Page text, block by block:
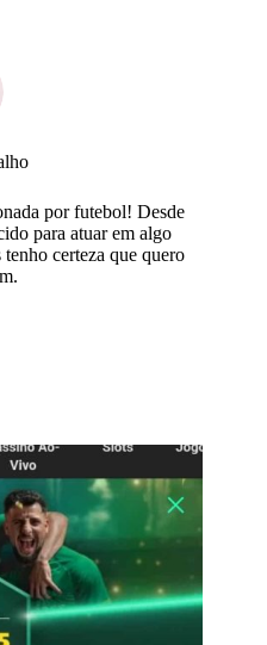
por futebol! Desde
para atuar em algo
certeza que quero